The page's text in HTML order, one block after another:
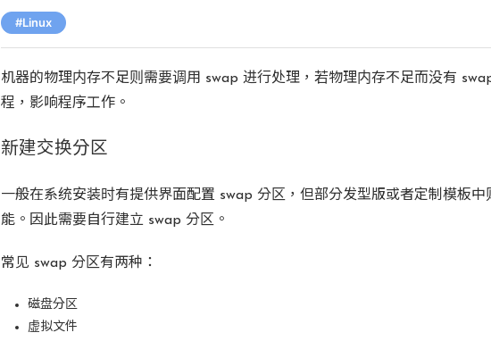
Linux
机器的物理内存不足则需要调用 swap 进行处理，若物理内存不足而没有
程，影响程序工作。
新建交换分区
一般在系统安装时有提供界面配置 swap 分区，但部分发型版或者定制模板中
能。因此需要自行建立 swap 分区。
常见 swap 分区有两种：
磁盘分区
虚拟文件